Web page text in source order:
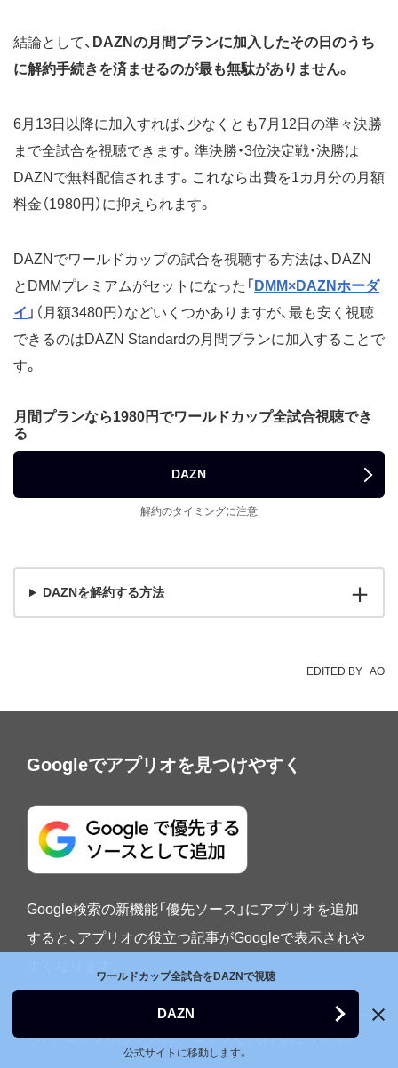
結論として、 DAZNの月間プランに加入したその日のうち
に解約手続きを済ませるのが最も無駄がありません。
6月13日以降に加入すれば、少なくとも7月12日の準々決勝
まで全試合を視聴できます。準決勝・3位決定戦・決勝は
DAZNで無料配信されます。これなら出費を1カ月分の月額
料金（1980円）に抑えられます。
DAZNでワールドカップの試合を視聴する方法は、DAZN
とDMMプレミアムがセットになった「 DMM×DAZNホーダ
イ 」（月額3480円）などいくつかありますが、最も安く視聴
できるのはDAZN Standardの月間プランに加入することで
す。
月間プランなら1980円でワールドカップ全試合視聴でき
る
DAZN
解約のタイミングに注意
DAZNを解約する方法
EDITED BY AO
Googleでアプリオを見つけやすく
Google検索の新機能「優先ソース」にアプリオを追加
すると、アプリオの役立つ記事がGoogleで表示されや
優先ソース設定ページ
に移動した
ら、チェックボックスにチェックを入れるだけです。
ワールドカップ全試合をDAZNで視聴
DAZN
公式サイトに移動します。